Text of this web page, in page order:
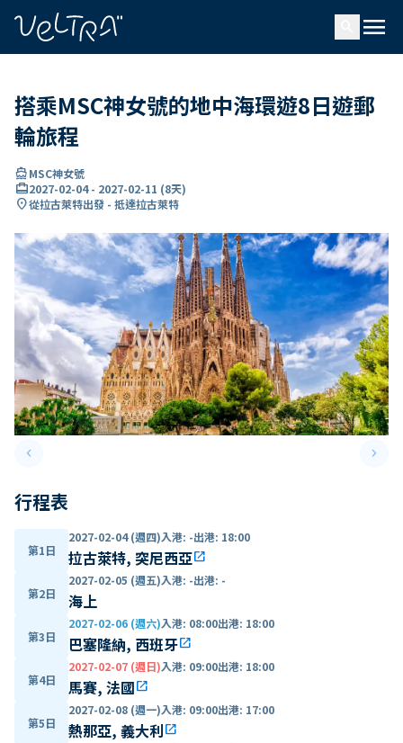
menu
搭乘MSC神女號的地中海環遊8日遊郵
輪旅程
directions_boatMSC神女號
card_travel2027-02-04- 2027-02-11 (8天)
location_on從拉古萊特出發 - 抵達拉古萊特
keyboard_arrow_leftPrevious slide keyboard_arrow_right
行程表
第1日
2027-02-04 (週四)入港: -出港: 18:00
拉古萊特, 突尼西亞open_in_new
第2日
2027-02-05 (週五)入港: -出港: -
海上
第3日
2027-02-06 (週六)入港: 08:00出港: 18:00
巴塞隆納, 西班牙open_in_new
第4日
2027-02-07 (週日)入港: 09:00出港: 18:00
馬賽, 法國open_in_new
第5日
2027-02-08 (週一)入港: 09:00出港: 17:00
熱那亞, 義大利open_in_new